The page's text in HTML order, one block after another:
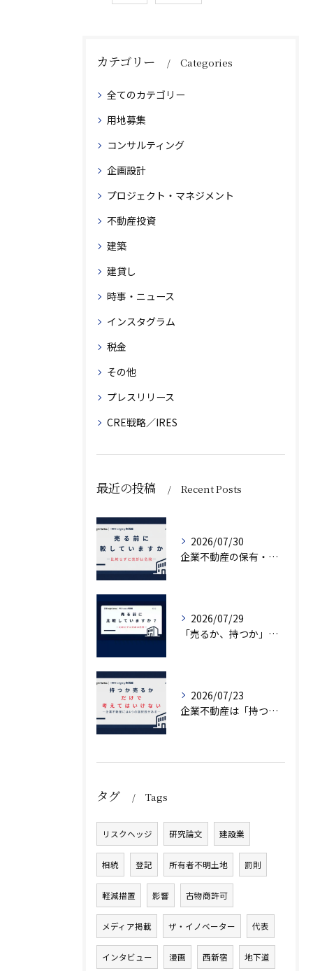
カテゴリー Categories
全てのカテゴリー
用地募集
コンサルティング
企画設計
プロジェクト・マネジメント
不動産投資
建築
建貸し
時事・ニュース
インスタグラム
税金
その他
プレスリリース
CRE戦略／IRES
最近の投稿 Recent Posts
2026/07/30
企業不動産の保有・活用・売却・組み換えをどう比較するか｜CRE戦略の8つの評価軸
2026/07/29
「売るか、持つか」で悩んでいませんか？
2026/07/23
企業不動産は「持つか売るか」だけではない｜CRE戦略で考える4つの意思決定
タグ Tags
リスクヘッジ 研究論文 建設業
相続 登記 所有者不明土地 罰則
軽減措置 影響 古物商許可
メディア掲載 ザ・イノベーター 代表
インタビュー 漫画 西新宿 地下道